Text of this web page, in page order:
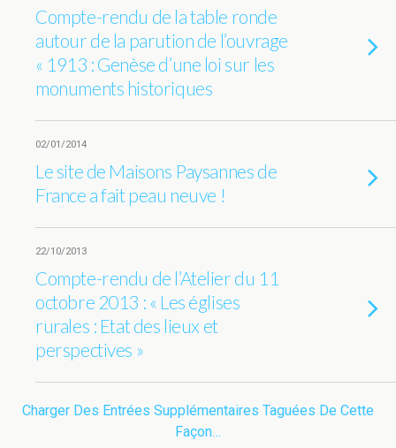
Compte-rendu de la table ronde
autour de la parution de l’ouvrage
« 1913 : Genèse d’une loi sur les
monuments historiques
02/01/2014
Le site de Maisons Paysannes de
France a fait peau neuve !
22/10/2013
Compte-rendu de l’Atelier du 11
octobre 2013 : « Les églises
rurales : Etat des lieux et
perspectives »
Charger Des Entrées Supplémentaires Taguées De Cette
Façon…